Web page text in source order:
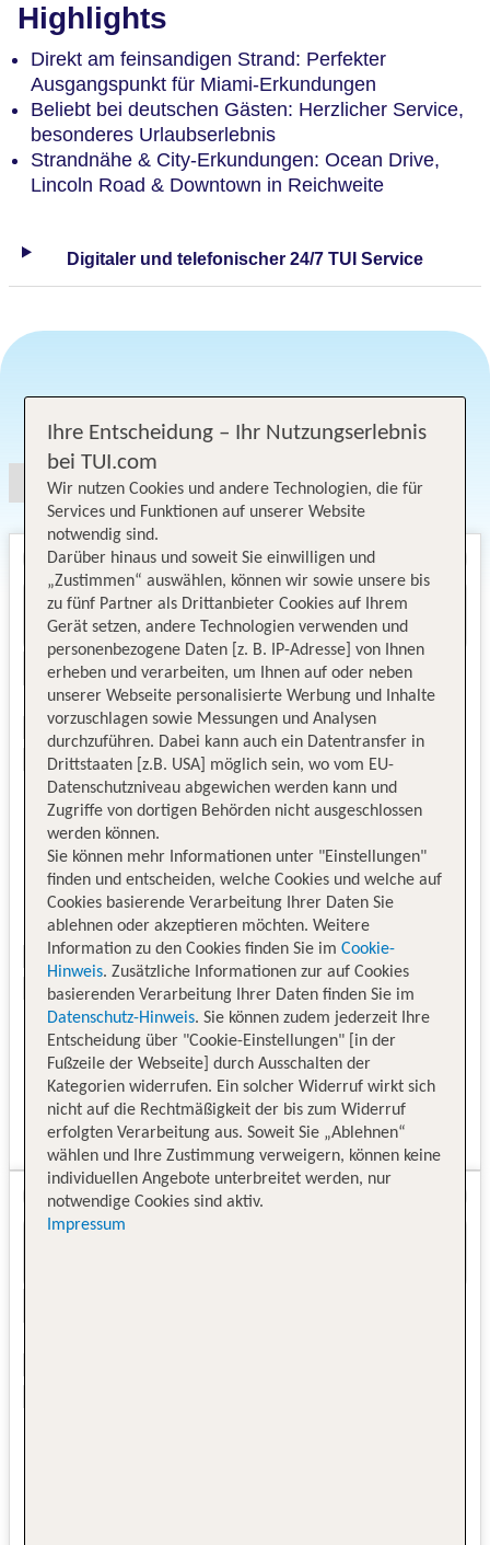
Highlights
Direkt am feinsandigen Strand: Perfekter
Ausgangspunkt für Miami-Erkundungen
Beliebt bei deutschen Gästen: Herzlicher Service,
besonderes Urlaubserlebnis
Strandnähe & City-Erkundungen: Ocean Drive,
Lincoln Road & Downtown in Reichweite
Digitaler und telefonischer 24/7 TUI Service
Angebotsauswahl
Ihre Entscheidung – Ihr Nutzungserlebnis
bei TUI.com
Wir nutzen Cookies und andere Technologien, die für
Services und Funktionen auf unserer Website
notwendig sind.
Darüber hinaus und soweit Sie einwilligen und
„Zustimmen“ auswählen, können wir sowie unsere bis
zu fünf Partner als Drittanbieter Cookies auf Ihrem
Gerät setzen, andere Technologien verwenden und
personenbezogene Daten [z. B. IP-Adresse] von Ihnen
erheben und verarbeiten, um Ihnen auf oder neben
unserer Webseite personalisierte Werbung und Inhalte
vorzuschlagen sowie Messungen und Analysen
durchzuführen. Dabei kann auch ein Datentransfer in
Drittstaaten [z.B. USA] möglich sein, wo vom EU-
Datenschutzniveau abgewichen werden kann und
Zugriffe von dortigen Behörden nicht ausgeschlossen
werden können.
Sie können mehr Informationen unter "Einstellungen"
finden und entscheiden, welche Cookies und welche auf
Cookies basierende Verarbeitung Ihrer Daten Sie
ablehnen oder akzeptieren möchten. Weitere
Information zu den Cookies finden Sie im Cookie-
Hinweis. Zusätzliche Informationen zur auf Cookies
basierenden Verarbeitung Ihrer Daten finden Sie im
Datenschutz-Hinweis. Sie können zudem jederzeit Ihre
Entscheidung über "Cookie-Einstellungen" [in der
Fußzeile der Webseite] durch Ausschalten der
Kategorien widerrufen. Ein solcher Widerruf wirkt sich
nicht auf die Rechtmäßigkeit der bis zum Widerruf
erfolgten Verarbeitung aus. Soweit Sie „Ablehnen“
wählen und Ihre Zustimmung verweigern, können keine
individuellen Angebote unterbreitet werden, nur
notwendige Cookies sind aktiv.
Impressum